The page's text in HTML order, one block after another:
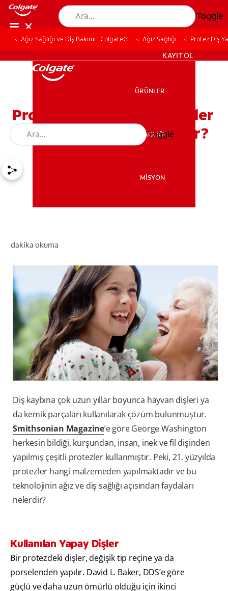
Toggle
MİSYON
KAYIT OL
KAYIT OL
ÜRÜNLER
AĞIZ SAĞLIĞI
MİSYON
Toggle
Ağız Sağlığı ve Diş Bakımı | Colgate® Ağız Sağlığı Protez Diş
Protez Diş Yapımı: Protezler
Hangi Malzemeden Yapılır?
dakika okuma
Diş kaybına çok uzun yıllar boyunca hayvan dişleri ya
da kemik parçaları kullanılarak çözüm bulunmuştur.
Smithsonian Magazine’e göre George Washington
herkesin bildiği, kurşundan, insan, inek ve fil dişinden
yapılmış çeşitli protezler kullanmıştır. Peki, 21. yüzyılda
protezler hangi malzemeden yapılmaktadır ve bu
teknolojinin ağız ve diş sağlığı açısından faydaları
nelerdir?
Kullanılan Yapay Dişler
Bir protezdeki dişler, değişik tip reçine ya da
porselenden yapılır. David L. Baker, DDS’e göre
güçlü ve daha uzun ömürlü olduğu için ikinci